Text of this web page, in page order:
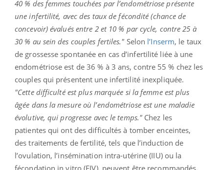
40 % des femmes touchées par l’endométriose présente
une infertilité, avec des taux de fécondité (chance de
concevoir) évalués entre 2 et 10 % par cycle, contre 25 à
30 % au sein des couples fertiles." Selon l’Inserm, le taux
de grossesse spontanée en cas d’infertilité liée à une
endométriose est de 36 % à 3 ans, contre 55 % chez les
couples qui présentent une infertilité inexpliquée.
"Cette difficulté est plus marquée si la femme est plus
âgée dans la mesure où l’endométriose est une maladie
évolutive, qui progresse avec le temps." Chez les
patientes qui ont des difficultés à tomber enceintes,
des traitements de fertilité, tels que l’induction de
l’ovulation, l’insémination intra-utérine (IIU) ou la
fécondation in vitro (FIV), peuvent être recommandés.